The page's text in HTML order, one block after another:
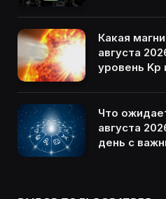
Какая
августа
уровень Kp
Что
августа
день с